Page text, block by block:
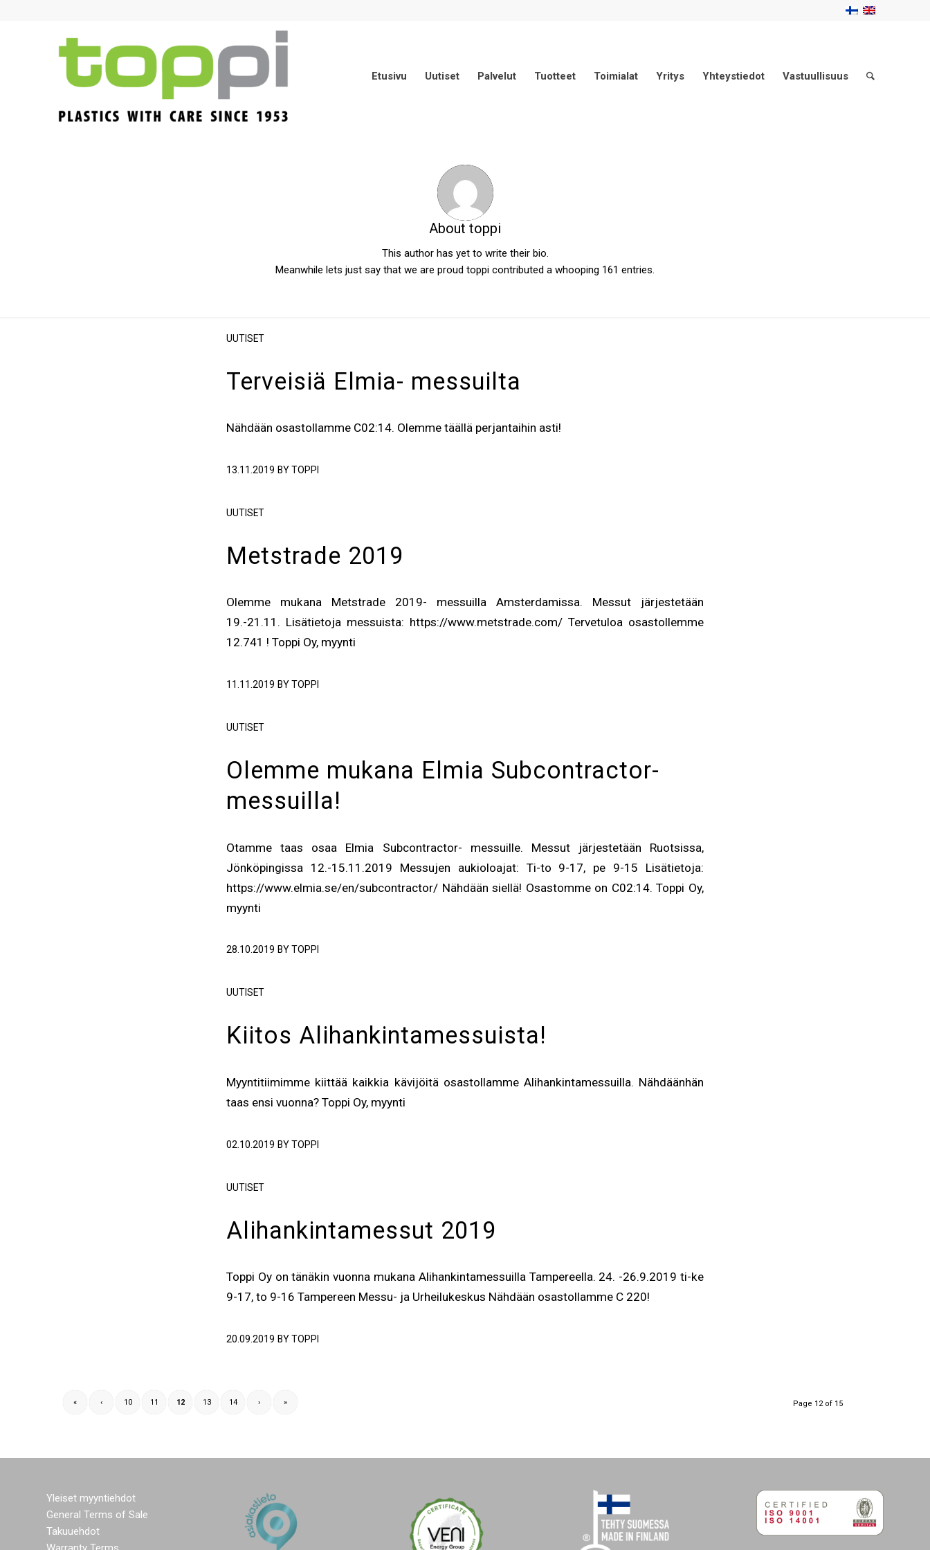
Etusivu Uutiset Palvelut Tuotteet Toimialat Yritys Yhteystiedot Vastuullisuus
About toppi
This author has yet to write their bio.
Meanwhile lets just say that we are proud toppi contributed a whooping 161 entries.
UUTISET
Terveisiä Elmia- messuilta
Nähdään osastollamme C02:14. Olemme täällä perjantaihin asti!
13.11.2019 BYTOPPI
UUTISET
Metstrade 2019
Olemme mukana Metstrade 2019- messuilla Amsterdamissa. Messut järjestetään
19.-21.11. Lisätietoja messuista: https://www.metstrade.com/ Tervetuloa osastollemme
12.741 ! Toppi Oy, myynti
11.11.2019 BYTOPPI
UUTISET
Olemme mukana Elmia Subcontractor-
messuilla!
Otamme taas osaa Elmia Subcontractor- messuille. Messut järjestetään Ruotsissa,
Jönköpingissa 12.-15.11.2019 Messujen aukioloajat: Ti-to 9-17, pe 9-15 Lisätietoja:
https://www.elmia.se/en/subcontractor/ Nähdään siellä! Osastomme on C02:14. Toppi Oy,
myynti
28.10.2019 BYTOPPI
UUTISET
Kiitos Alihankintamessuista!
Myyntitiimimme kiittää kaikkia kävijöitä osastollamme Alihankintamessuilla. Nähdäänhän
taas ensi vuonna? Toppi Oy, myynti
02.10.2019 BYTOPPI
UUTISET
Alihankintamessut 2019
Toppi Oy on tänäkin vuonna mukana Alihankintamessuilla Tampereella. 24. -26.9.2019 ti-ke
9-17, to 9-16 Tampereen Messu- ja Urheilukeskus Nähdään osastollamme C 220!
20.09.2019 BYTOPPI
Page 12 of 15
« ‹ 10 11 12 13 14 › »
Yleiset myyntiehdot
General Terms of Sale
Takuuehdot